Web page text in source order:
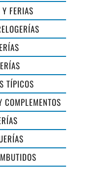
FERIAS
TÍPICOS
COMPLEMENTOS